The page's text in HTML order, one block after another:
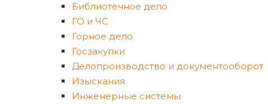
Библиотечное дело
ГО и ЧС
Горное дело
Госзакупки
Делопроизводство и документооборот
Изыскания
Инженерные системы